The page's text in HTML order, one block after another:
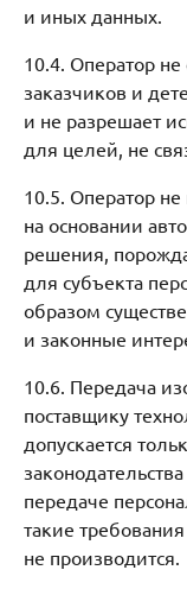
и иных данных.
10.4. Оператор
заказчиков и
и не разрешает
для целей, не
10.5. Оператор
на основании
решения,
для субъекта
образом
и законные
10.6. Передача
поставщику
допускается
передаче
такие
не производится.